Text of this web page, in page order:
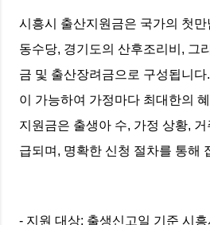
시흥시 출산지원금은 국가의 첫
동수당, 경기도의 산후조리비, 그
금 및 출산장려금으로 구성됩니
이 가능하여 가정마다 최대한의
지원금은 출생아 수, 가정 상황, 거
급되며, 명확한 신청 절차를 통해
- 지원 대상: 출생신고일 기준 시